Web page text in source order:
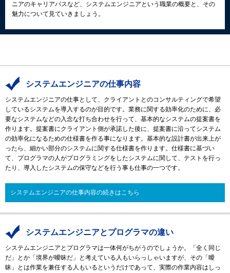
ニアのキャリアパスなど、システムエンジニアという職業の概要と、その
魅力について見ていきましょう。
システムエンジニアの仕事内容
システムエンジニアの仕事として、クライアントとのコンサルティングで希望
しているシステムを導入するのが目的です。業務に関する効率化のために、必
要なシステムなどの入念な打ち合わせを行って、基本的なシステムの提案書を
作ります。提案書にクライアント側が承諾した後に、提案書に沿ってシステム
の効率化になるための仕様書を作る事になります。基本的な設計書が出来上が
ったら、細かい部分のシステムに関する仕様書を作ります。仕様書に基づい
て、プログラマの人がプログラミングをしたシステムに関して、テストを行っ
たり、導入したシステムの保守などを行う事も仕事の一つです。
システムエンジニアの仕事内容の続きはこちら
システムエンジニアとプログラマの違い
システムエンジニアとプログラマは一体何がちがうのでしょうか。「全く同じ
だ」とか「境界が曖昧だ」と考えている人もいらっしゃいますが、その「曖
昧」とは作業を兼任する人もいるというだけであって、実際の作業内容はしっ